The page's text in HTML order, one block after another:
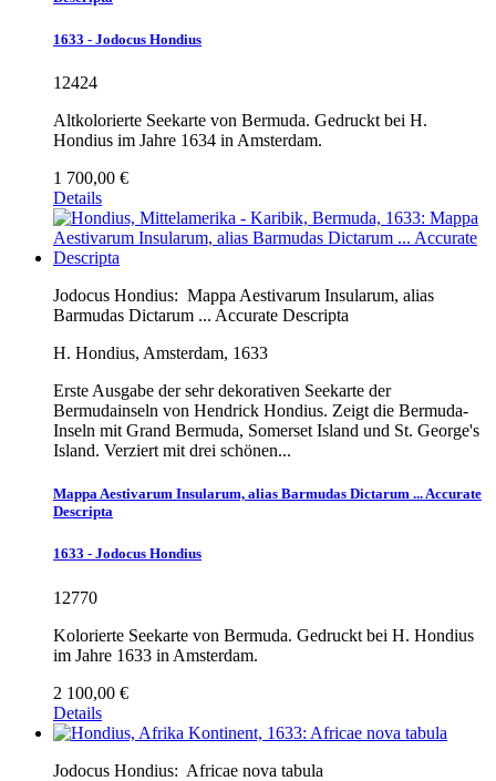
1633 - Jodocus Hondius
12424
Altkolorierte Seekarte von Bermuda. Gedruckt bei H.
Hondius im Jahre 1634 in Amsterdam.
1 700,00 €
Details
Jodocus Hondius: Mappa Aestivarum Insularum, alias
Barmudas Dictarum ... Accurate Descripta
H. Hondius, Amsterdam, 1633
Erste Ausgabe der sehr dekorativen Seekarte der
Bermudainseln von Hendrick Hondius. Zeigt die Bermuda-
Inseln mit Grand Bermuda, Somerset Island und St. George's
Island. Verziert mit drei schönen...
Mappa Aestivarum Insularum, alias Barmudas Dictarum ... Accurate
Descripta
1633 - Jodocus Hondius
12770
Kolorierte Seekarte von Bermuda. Gedruckt bei H. Hondius
im Jahre 1633 in Amsterdam.
2 100,00 €
Details
Jodocus Hondius: Africae nova tabula